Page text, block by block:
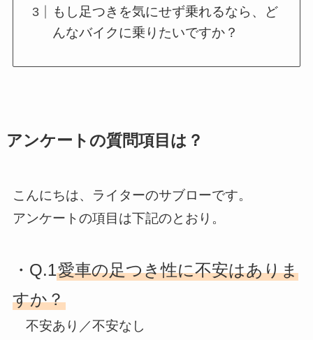
もし足つきを気にせず乗れるなら、ど
んなバイクに乗りたいですか？
アンケートの質問項目は？
こんにちは、ライターのサブローです。
アンケートの項目は下記のとおり。
・Q.1愛車の足つき性に不安はありま
すか？
不安あり／不安なし